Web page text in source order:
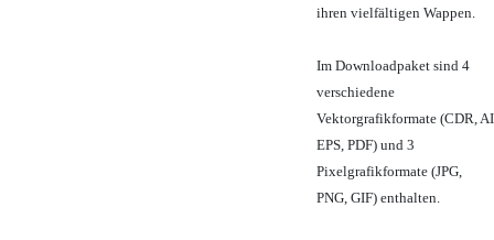
ihren vielfältigen Wappen.
Im Downloadpaket sind 4
verschiedene
Vektorgrafikformate (CDR, AI
EPS, PDF) und 3
Pixelgrafikformate (JPG,
PNG, GIF) enthalten.